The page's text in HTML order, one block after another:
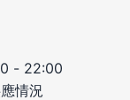
- 22:00
情況